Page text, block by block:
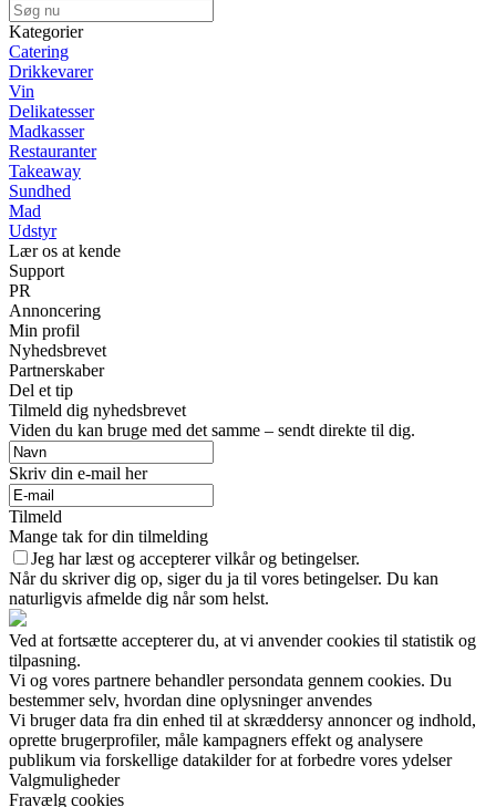
Kategorier
Catering
Drikkevarer
Vin
Delikatesser
Madkasser
Restauranter
Takeaway
Sundhed
Mad
Udstyr
Lær os at kende
Support
PR
Annoncering
Min profil
Nyhedsbrevet
Partnerskaber
Del et tip
Tilmeld dig nyhedsbrevet
Viden du kan bruge med det samme – sendt direkte til dig.
Skriv din e-mail her
Tilmeld
Mange tak for din tilmelding
Jeg har læst og accepterer vilkår og betingelser.
Når du skriver dig op, siger du ja til vores betingelser. Du kan
naturligvis afmelde dig når som helst.
Ved at fortsætte accepterer du, at vi anvender cookies til statistik og
tilpasning.
Vi og vores partnere behandler persondata gennem cookies. Du
bestemmer selv, hvordan dine oplysninger anvendes
Vi bruger data fra din enhed til at skræddersy annoncer og indhold,
oprette brugerprofiler, måle kampagners effekt og analysere
publikum via forskellige datakilder for at forbedre vores ydelser
Valgmuligheder
Fravælg cookies